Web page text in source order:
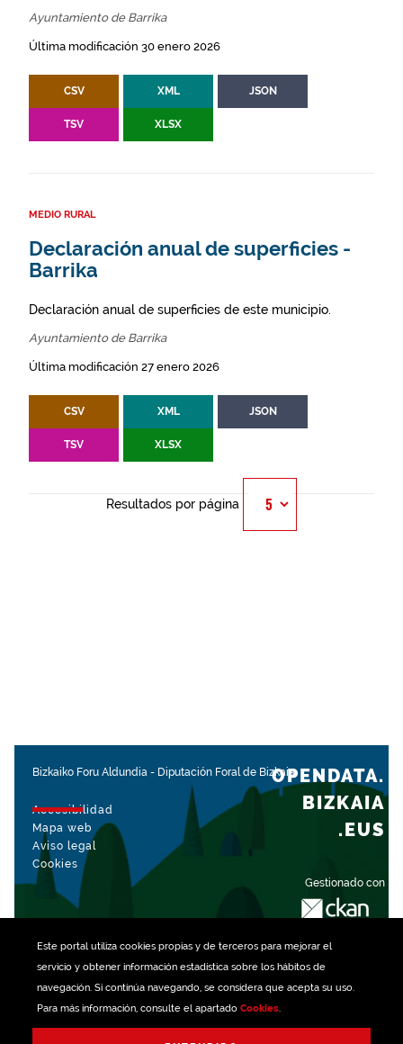
Este portal utiliza cookiespropias y de terceros para mejorar el
servicio y obtener información estadística sobre los hábitos de
navegación. Si continúa navegando, se considera que acepta su uso.
Para más información, consulte el apartado Cookies.
Ayuntamiento de Barrika
Última modificación 30 enero 2026
CSV XML JSON
TSV XLSX
MEDIO RURAL
Declaración anual de superficies -
Barrika
Declaración anual de superficies de este municipio.
Ayuntamiento de Barrika
Última modificación 27 enero 2026
CSV XML JSON
TSV XLSX
Resultados por página
Bizkaiko Foru Aldundia - Diputación Foral de Bizkaia
Accesibilidad
Mapa web
Aviso legal
Cookies
Gestionado con
OPENDATA.
BIZKAIA
.EUS